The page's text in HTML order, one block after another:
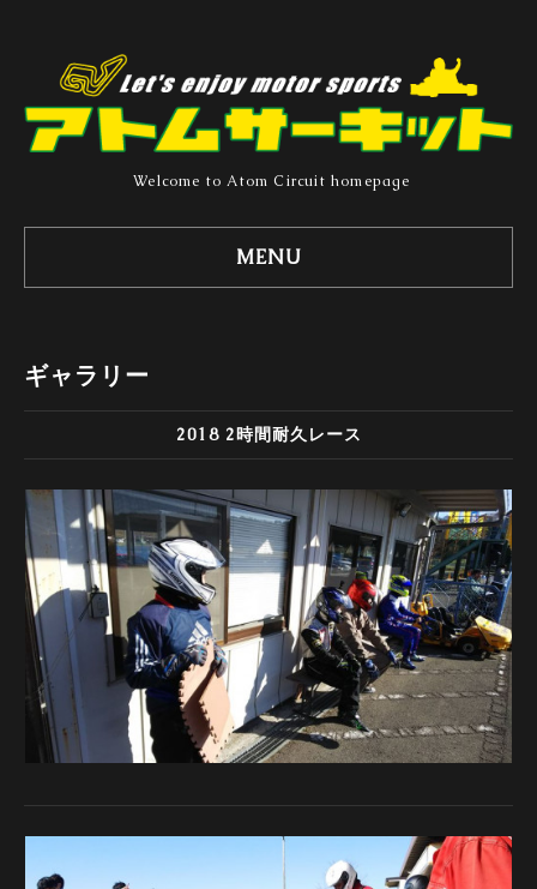
Welcome to Atom Circuit homepage
MENU
ギャラリー
2018 2時間耐久レース